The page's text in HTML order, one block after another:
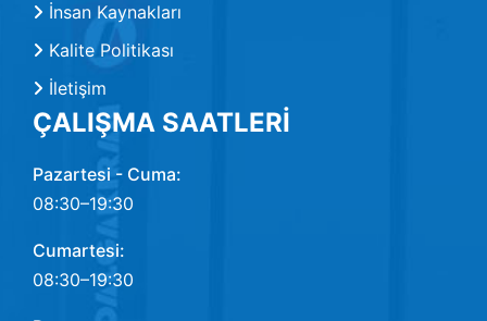
İnsan Kaynakları
Kalite Politikası
İletişim
ÇALIŞMA SAATLERİ
Pazartesi - Cuma:
08:30–19:30
Cumartesi:
08:30–19:30